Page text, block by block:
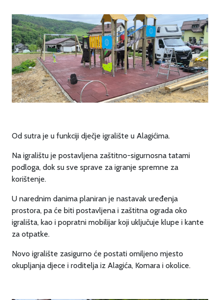
Od sutra je u funkciji dječje igralište u Alagićima.
Na igralištu je postavljena zaštitno-sigurnosna tatami
podloga, dok su sve sprave za igranje spremne za
korištenje.
U narednim danima planiran je nastavak uređenja
prostora, pa će biti postavljena i zaštitna ograda oko
igrališta, kao i popratni mobilijar koji uključuje klupe i kante
za otpatke.
Novo igralište zasigurno će postati omiljeno mjesto
okupljanja djece i roditelja iz Alagića, Komara i okolice.